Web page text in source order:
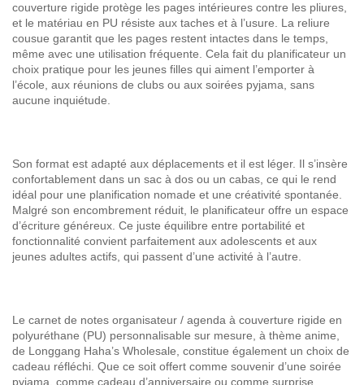
couverture rigide protège les pages intérieures contre les pliures,
et le matériau en PU résiste aux taches et à l’usure. La reliure
cousue garantit que les pages restent intactes dans le temps,
même avec une utilisation fréquente. Cela fait du planificateur un
choix pratique pour les jeunes filles qui aiment l’emporter à
l’école, aux réunions de clubs ou aux soirées pyjama, sans
aucune inquiétude.
Son format est adapté aux déplacements et il est léger. Il s’insère
confortablement dans un sac à dos ou un cabas, ce qui le rend
idéal pour une planification nomade et une créativité spontanée.
Malgré son encombrement réduit, le planificateur offre un espace
d’écriture généreux. Ce juste équilibre entre portabilité et
fonctionnalité convient parfaitement aux adolescents et aux
jeunes adultes actifs, qui passent d’une activité à l’autre.
Le carnet de notes organisateur / agenda à couverture rigide en
polyuréthane (PU) personnalisable sur mesure, à thème anime,
de Longgang Haha’s Wholesale, constitue également un choix de
cadeau réfléchi. Que ce soit offert comme souvenir d’une soirée
pyjama, comme cadeau d’anniversaire ou comme surprise